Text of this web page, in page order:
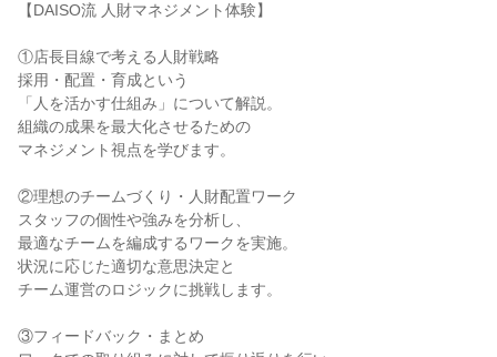
【DAISO流 人財マネジメント体験】
①店長目線で考える人財戦略
採用・配置・育成という
「人を活かす仕組み」について解説。
組織の成果を最大化させるための
マネジメント視点を学びます。
②理想のチームづくり・人財配置ワーク
スタッフの個性や強みを分析し、
最適なチームを編成するワークを実施。
状況に応じた適切な意思決定と
チーム運営のロジックに挑戦します。
③フィードバック・まとめ